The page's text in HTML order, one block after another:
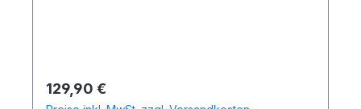
Ansiedlungsfläche für die Bakterien.
Regulärer Preis:
129,90 €